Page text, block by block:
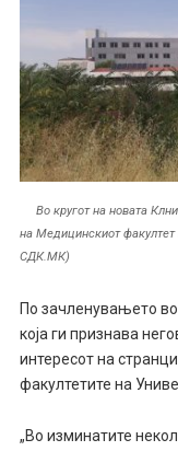
Во кругот на новата
на Медицинскиот факултет
СДК.МК)
По зачленувањето во
која ги признава
интересот на
факултетите на
„Во изминатите